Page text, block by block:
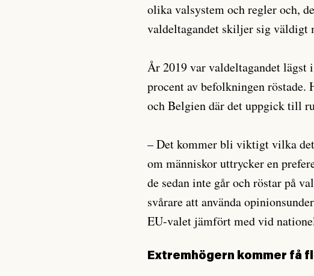
olika valsystem och regler och,
valdeltagandet skiljer sig väldigt
År 2019 var valdeltagandet lägst
procent av befolkningen
och Belgien där det uppgick till
– Det kommer bli viktigt vilka
om människor uttrycker en
de sedan inte går och röstar på
svårare att använda
EU-valet jämfört med vid
Extremhögern kommer få